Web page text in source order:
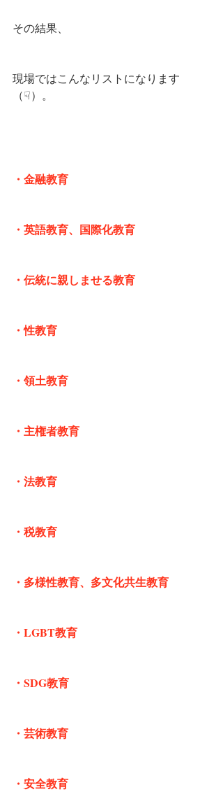
その結果、
現場ではこんなリストになります
（☟）。
・金融教育
・英語教育、国際化教育
・伝統に親しませる教育
・性教育
・領土教育
・主権者教育
・法教育
・税教育
・多様性教育、多文化共生教育
・LGBT教育
・SDG教育
・芸術教育
・安全教育